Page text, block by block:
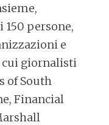
persone,
e
cui giornalisti
of South
Financial